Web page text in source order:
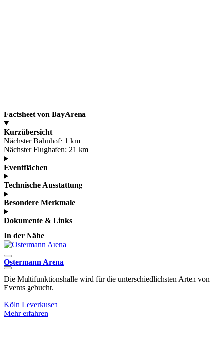
Factsheet von BayArena
Kurzübersicht
Nächster Bahnhof: 1 km
Nächster Flughafen: 21 km
Eventflächen
Technische Ausstattung
Besondere Merkmale
Dokumente & Links
In der Nähe
Ostermann Arena
Die Multifunktionshalle wird für die unterschiedlichsten Arten von
Events gebucht.
Köln Leverkusen
Mehr erfahren